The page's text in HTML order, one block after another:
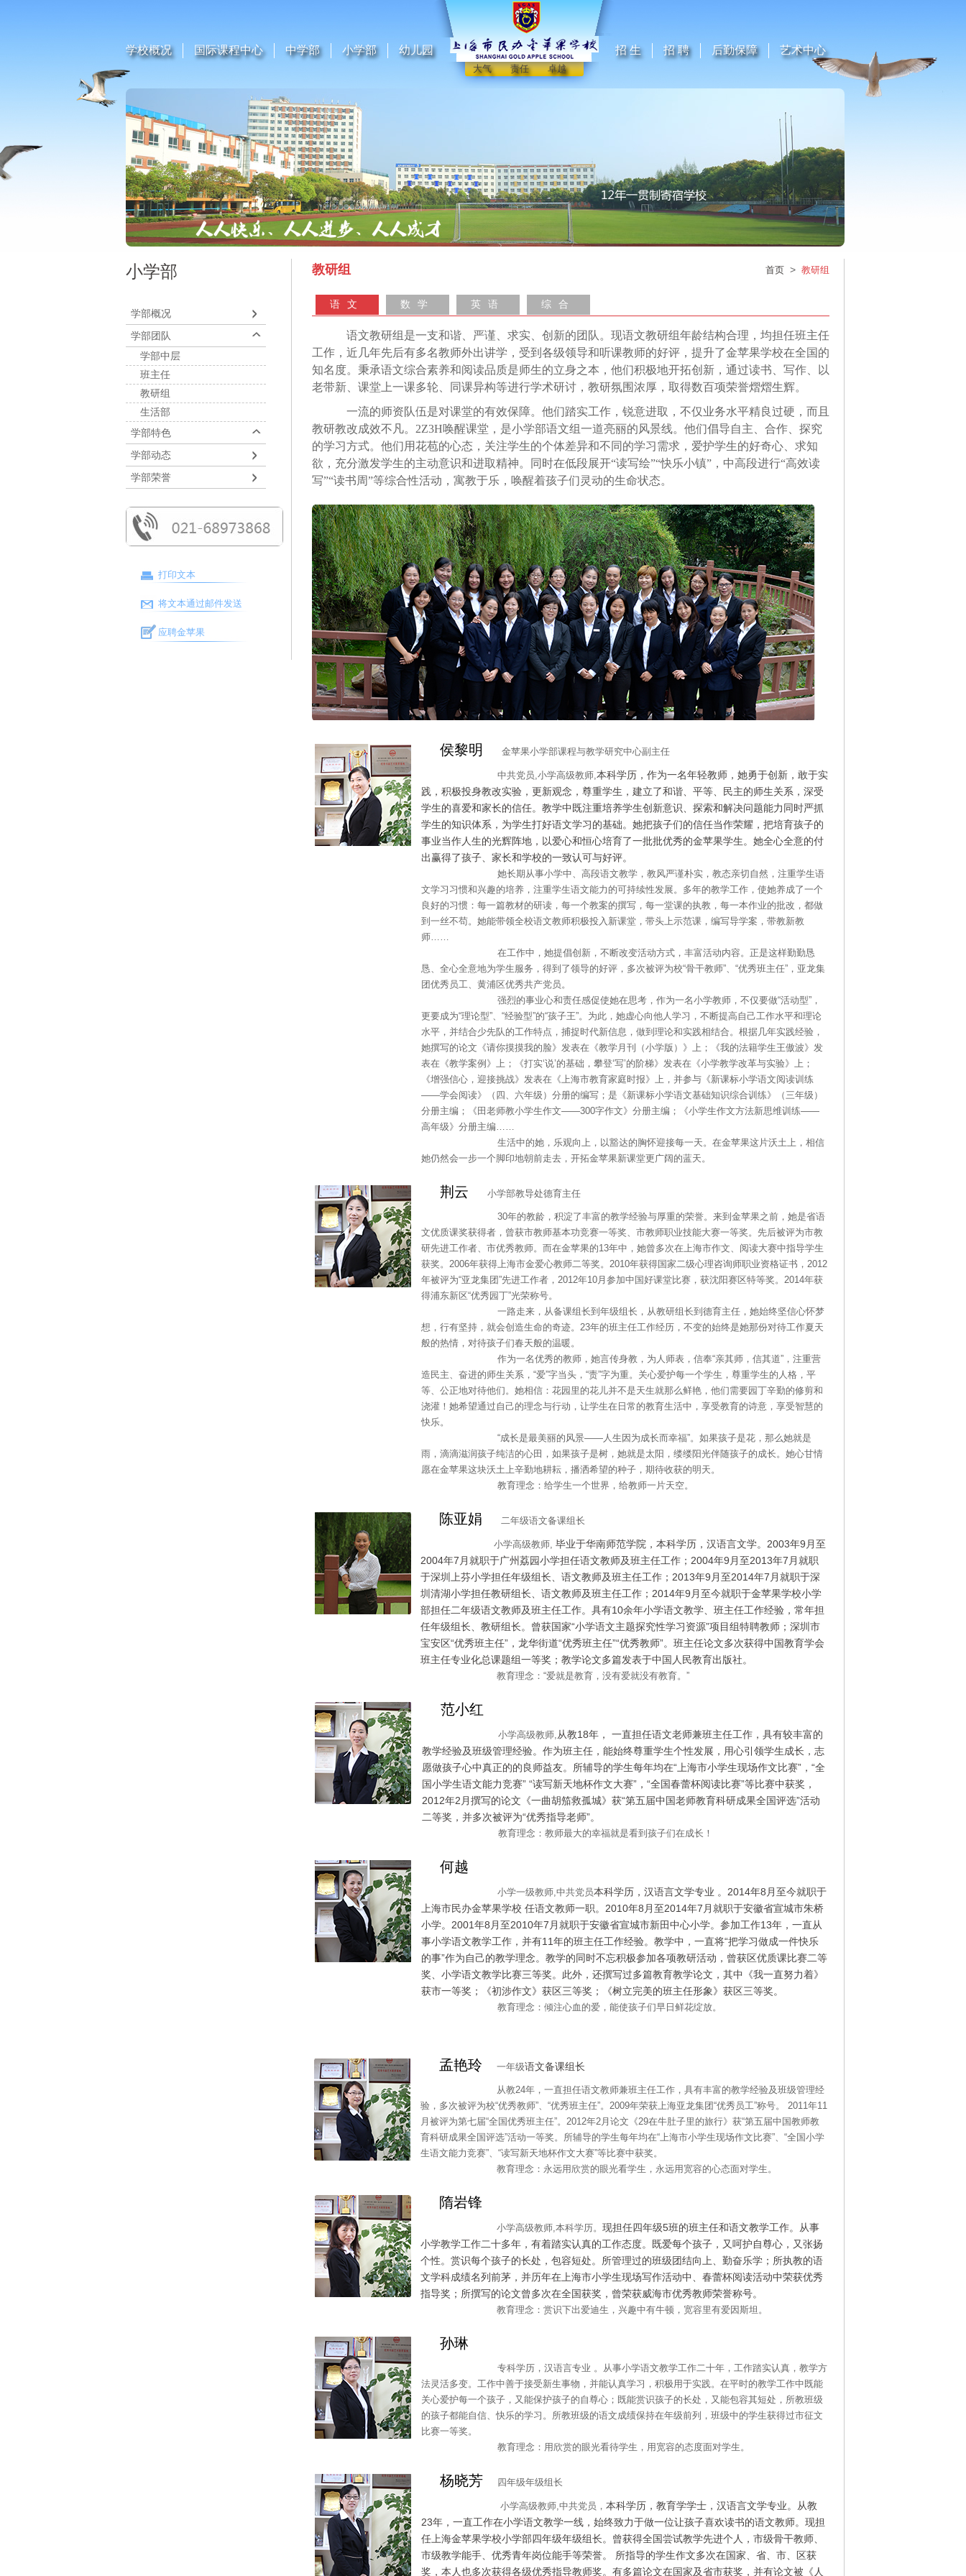
学校概况 国际课程中心 中学部 小学部 幼儿园
大气 责任 卓越
招 生 招 聘 后勤保障 艺术中心
小学部
学部概况
学部团队
学部中层
班主任
教研组
生活部
学部特色
学部动态
学部荣誉
打印文本
将文本通过邮件发送
应聘金苹果
教研组 首页 > 教研组
语文 数学 英语 综合
语文教研组是一支和谐、严谨、求实、创新的团队。现语文教研组年龄结构合理，均担任班主任
工作，近几年先后有多名教师外出讲学，受到各级领导和听课教师的好评，提升了金苹果学校在全国的
知名度。秉承语文综合素养和阅读品质是师生的立身之本，他们积极地开拓创新，通过读书、写作、以
老带新、课堂上一课多轮、同课异构等进行学术研讨，教研氛围浓厚，取得数百项荣誉熠熠生辉。
一流的师资队伍是对课堂的有效保障。他们踏实工作，锐意进取，不仅业务水平精良过硬，而且
教研教改成效不凡。2Z3H唤醒课堂，是小学部语文组一道亮丽的风景线。他们倡导自主、合作、探究
的学习方式。他们用花苞的心态，关注学生的个体差异和不同的学习需求，爱护学生的好奇心、求知
欲，充分激发学生的主动意识和进取精神。同时在低段展开“读写绘”“快乐小镇”，中高段进行“高效读
写”“读书周”等综合性活动，寓教于乐，唤醒着孩子们灵动的生命状态。
侯黎明 金苹果小学部课程与教学研究中心副主任
中共党员,小学高级教师,本科学历，作为一名年轻教师，她勇于创新，敢于实
践，积极投身教改实验，更新观念，尊重学生，建立了和谐、平等、民主的师生关系，深受
学生的喜爱和家长的信任。教学中既注重培养学生创新意识、探索和解决问题能力同时严抓
学生的知识体系，为学生打好语文学习的基础。她把孩子们的信任当作荣耀，把培育孩子的
事业当作人生的光辉阵地，以爱心和恒心培育了一批批优秀的金苹果学生。她全心全意的付
出赢得了孩子、家长和学校的一致认可与好评。
她长期从事小学中、高段语文教学，教风严谨朴实，教态亲切自然，注重学生语
文学习习惯和兴趣的培养，注重学生语文能力的可持续性发展。多年的教学工作，使她养成了一个
良好的习惯：每一篇教材的研读，每一个教案的撰写，每一堂课的执教，每一本作业的批改，都做
到一丝不苟。她能带领全校语文教师积极投入新课堂，带头上示范课，编写导学案，带教新教
师……
在工作中，她提倡创新，不断改变活动方式，丰富活动内容。正是这样勤勤恳
恳、全心全意地为学生服务，得到了领导的好评，多次被评为校“骨干教师”、“优秀班主任”，亚龙集
团优秀员工、黄浦区优秀共产党员。
强烈的事业心和责任感促使她在思考，作为一名小学教师，不仅要做“活动型”，
更要成为“理论型”、“经验型”的“孩子王”。为此，她虚心向他人学习，不断提高自己工作水平和理论
水平，并结合少先队的工作特点，捕捉时代新信息，做到理论和实践相结合。根据几年实践经验，
她撰写的论文《请你摸摸我的脸》发表在《教学月刊（小学版）》上；《我的法籍学生王傲波》发
表在《教学案例》上；《打实‘说’的基础，攀登‘写’的阶梯》发表在《小学教学改革与实验》上；
《增强信心，迎接挑战》发表在《上海市教育家庭时报》上，并参与《新课标小学语文阅读训练
——学会阅读》（四、六年级）分册的编写；是《新课标小学语文基础知识综合训练》（三年级）
分册主编；《田老师教小学生作文——300字作文》分册主编；《小学生作文方法新思维训练——
高年级》分册主编……
生活中的她，乐观向上，以豁达的胸怀迎接每一天。在金苹果这片沃土上，相信
她仍然会一步一个脚印地朝前走去，开拓金苹果新课堂更广阔的蓝天。
荆云 小学部教导处德育主任
30年的教龄，积淀了丰富的教学经验与厚重的荣誉。来到金苹果之前，她是省语
文优质课奖获得者，曾获市教师基本功竞赛一等奖、市教师职业技能大赛一等奖。先后被评为市教
研先进工作者、市优秀教师。而在金苹果的13年中，她曾多次在上海市作文、阅读大赛中指导学生
获奖。2006年获得上海市金爱心教师二等奖。2010年获得国家二级心理咨询师职业资格证书，2012
年被评为“亚龙集团”先进工作者，2012年10月参加中国好课堂比赛，获沈阳赛区特等奖。2014年获
得浦东新区“优秀园丁”光荣称号。
一路走来，从备课组长到年级组长，从教研组长到德育主任，她始终坚信心怀梦
想，行有坚持，就会创造生命的奇迹。23年的班主任工作经历，不变的始终是她那份对待工作夏天
般的热情，对待孩子们春天般的温暖。
作为一名优秀的教师，她言传身教，为人师表，信奉“亲其师，信其道”，注重营
造民主、奋进的师生关系，“爱”字当头，“责”字为重。关心爱护每一个学生，尊重学生的人格，平
等、公正地对待他们。她相信：花园里的花儿并不是天生就那么鲜艳，他们需要园丁辛勤的修剪和
浇灌！她希望通过自己的理念与行动，让学生在日常的教育生活中，享受教育的诗意，享受智慧的
快乐。
“成长是最美丽的风景——人生因为成长而幸福”。如果孩子是花，那么她就是
雨，滴滴滋润孩子纯洁的心田，如果孩子是树，她就是太阳，缕缕阳光伴随孩子的成长。她心甘情
愿在金苹果这块沃土上辛勤地耕耘，播洒希望的种子，期待收获的明天。
教育理念：给学生一个世界，给教师一片天空。
陈亚娟 二年级语文备课组长
小学高级教师, 毕业于华南师范学院，本科学历，汉语言文学。2003年9月至
2004年7月就职于广州荔园小学担任语文教师及班主任工作；2004年9月至2013年7月就职
于深圳上芬小学担任年级组长、语文教师及班主任工作；2013年9月至2014年7月就职于深
圳清湖小学担任教研组长、语文教师及班主任工作；2014年9月至今就职于金苹果学校小学
部担任二年级语文教师及班主任工作。具有10余年小学语文教学、班主任工作经验，常年担
任年级组长、教研组长。曾获国家“小学语文主题探究性学习资源”项目组特聘教师；深圳市
宝安区“优秀班主任”，龙华街道“优秀班主任”“优秀教师”。班主任论文多次获得中国教育学会
班主任专业化总课题组一等奖；教学论文多篇发表于中国人民教育出版社。
教育理念：“爱就是教育，没有爱就没有教育。”
范小红
小学高级教师, 从教18年， 一直担任语文老师兼班主任工作，具有较丰富的
教学经验及班级管理经验。作为班主任，能始终尊重学生个性发展，用心引领学生成长，志
愿做孩子心中真正的的良师益友。所辅导的学生每年均在“上海市小学生现场作文比赛”，“全
国小学生语文能力竞赛” “读写新天地杯作文大赛”，“全国春蕾杯阅读比赛”等比赛中获奖，
2012年2月撰写的论文《一曲胡笳救孤城》获“第五届中国老师教育科研成果全国评选”活动
二等奖，并多次被评为“优秀指导老师”。
教育理念：教师最大的幸福就是看到孩子们在成长！
何越
小学一级教师,中共党员本科学历，汉语言文学专业 。2014年8月至今就职于
上海市民办金苹果学校 任语文教师一职。2010年8月至2014年7月就职于安徽省宣城市朱桥
小学。2001年8月至2010年7月就职于安徽省宣城市新田中心小学。参加工作13年，一直从
事小学语文教学工作，并有11年的班主任工作经验。教学中，一直将“把学习做成一件快乐
的事”作为自己的教学理念。教学的同时不忘积极参加各项教研活动，曾获区优质课比赛二等
奖、小学语文教学比赛三等奖。此外，还撰写过多篇教育教学论文，其中《我一直努力着》
获市一等奖；《初涉作文》获区三等奖；《树立完美的班主任形象》获区三等奖。
教育理念：倾注心血的爱，能使孩子们早日鲜花绽放。
孟艳玲 一年级语文备课组长
从教24年，一直担任语文教师兼班主任工作，具有丰富的教学经验及班级管理经
验，多次被评为校“优秀教师”、“优秀班主任”。2009年荣获上海亚龙集团“优秀员工”称号。 2011年11
月被评为第七届“全国优秀班主任”。2012年2月论文《29在牛肚子里的旅行》获“第五届中国教师教
育科研成果全国评选”活动一等奖。所辅导的学生每年均在“上海市小学生现场作文比赛”、“全国小学
生语文能力竞赛”、“读写新天地杯作文大赛”等比赛中获奖。
教育理念：永远用欣赏的眼光看学生，永远用宽容的心态面对学生。
隋岩锋
小学高级教师,本科学历。 现担任四年级5班的班主任和语文教学工作。从事
小学教学工作二十多年，有着踏实认真的工作态度。既爱每个孩子，又呵护自尊心，又张扬
个性。赏识每个孩子的长处，包容短处。所管理过的班级团结向上、勤奋乐学；所执教的语
文学科成绩名列前茅，并历年在上海市小学生现场写作活动中、春蕾杯阅读活动中荣获优秀
指导奖；所撰写的论文曾多次在全国获奖，曾荣获威海市优秀教师荣誉称号。
教育理念：赏识下出爱迪生，兴趣中有牛顿，宽容里有爱因斯坦。
孙琳
专科学历，汉语言专业 。从事小学语文教学工作二十年，工作踏实认真，教学方
法灵活多变。工作中善于接受新生事物，并能认真学习，积极用于实践。在平时的教学工作中既能
关心爱护每一个孩子，又能保护孩子的自尊心；既能赏识孩子的长处，又能包容其短处，所教班级
的孩子都能自信、快乐的学习。所教班级的语文成绩保持在年级前列，班级中的学生获得过市征文
比赛一等奖。
教育理念：用欣赏的眼光看待学生，用宽容的态度面对学生。
杨晓芳 四年级年级组长
小学高级教师,中共党员， 本科学历，教育学学士，汉语言文学专业。从教
23年，一直工作在小学语文教学一线，始终致力于做一位让孩子喜欢读书的语文教师。现担
任上海金苹果学校小学部四年级年级组长。曾获得全国尝试教学先进个人，市级骨干教师、
市级教学能手、优秀青年岗位能手等荣誉。 所指导的学生作文多次在国家、省、市、区获
奖，本人也多次获得各级优秀指导教师奖。有多篇论文在国家及省市获奖，并有论文被《人